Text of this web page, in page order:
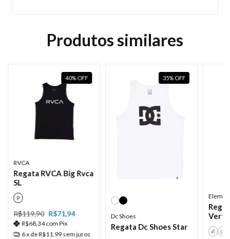
Produtos similares
40%OFF
RVCA
Regata RVCA Big Rvca
SL
P
R$119,90 R$71,94
R$68,34com Pix
6x deR$11,99 sem juros
35% OFF
Dc Shoes
Regata Dc Shoes Star G GG